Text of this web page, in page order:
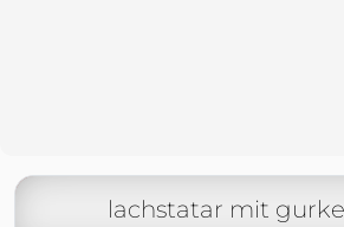
lachstatar mit